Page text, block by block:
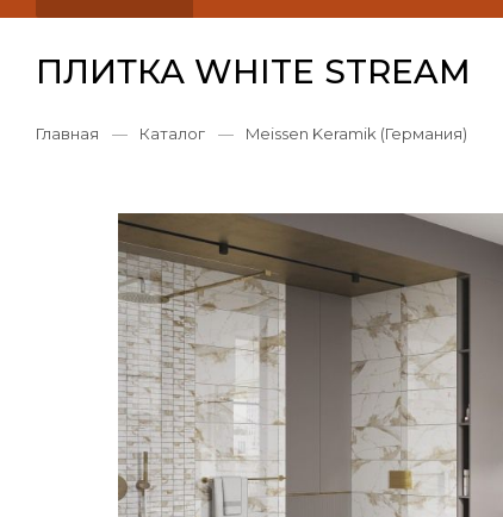
ПЛИТКА WHITE STREAM
Главная — Каталог — Meissen Keramik (Германия)